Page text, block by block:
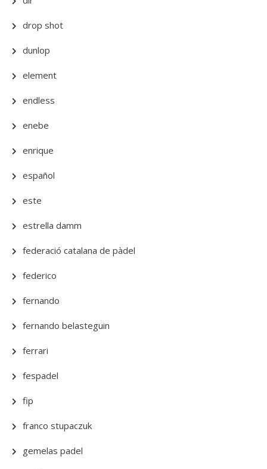
drop shot
dunlop
element
endless
enebe
enrique
español
este
estrella damm
federació catalana de pàdel
federico
fernando
fernando belasteguin
ferrari
fespadel
fip
franco stupaczuk
gemelas padel